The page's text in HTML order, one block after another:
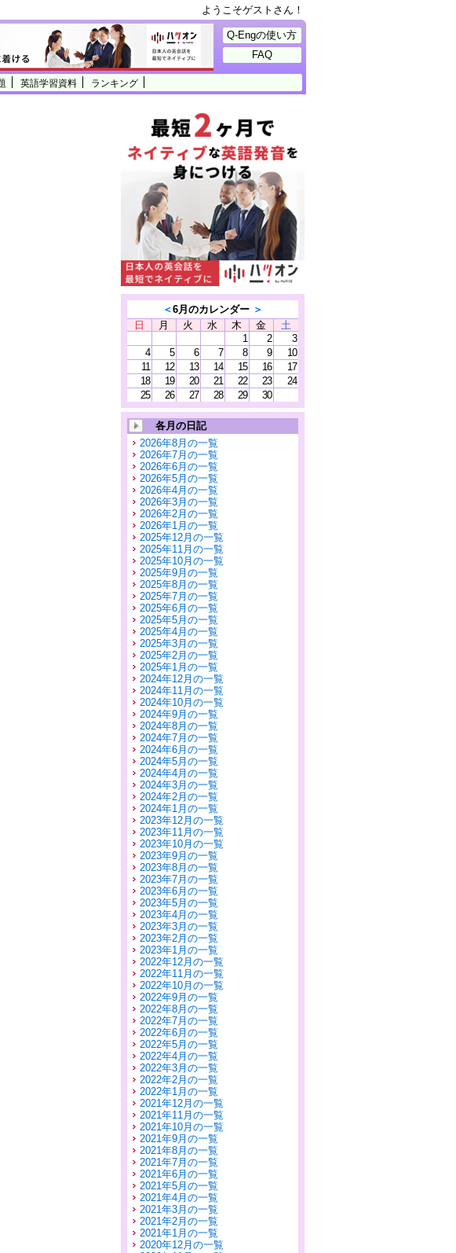
ようこそゲストさん！
英語学習資料 ランキング
Q-Engの使い方
FAQ
＜6月のカレンダー ＞
日
月 火 水 木 金
土
1
2
3
4
5 6 7 8 9
10
11
12 13 14 15 16
17
18
19 20 21 22 23
24
25
26 27 28 29 30
各月の日記
2026年8月の一覧
2026年7月の一覧
2026年6月の一覧
2026年5月の一覧
2026年4月の一覧
2026年3月の一覧
2026年2月の一覧
2026年1月の一覧
2025年12月の一覧
2025年11月の一覧
2025年10月の一覧
2025年9月の一覧
2025年8月の一覧
2025年7月の一覧
2025年6月の一覧
2025年5月の一覧
2025年4月の一覧
2025年3月の一覧
2025年2月の一覧
2025年1月の一覧
2024年12月の一覧
2024年11月の一覧
2024年10月の一覧
2024年9月の一覧
2024年8月の一覧
2024年7月の一覧
2024年6月の一覧
2024年5月の一覧
2024年4月の一覧
2024年3月の一覧
2024年2月の一覧
2024年1月の一覧
2023年12月の一覧
2023年11月の一覧
2023年10月の一覧
2023年9月の一覧
2023年8月の一覧
2023年7月の一覧
2023年6月の一覧
2023年5月の一覧
2023年4月の一覧
2023年3月の一覧
2023年2月の一覧
2023年1月の一覧
2022年12月の一覧
2022年11月の一覧
2022年10月の一覧
2022年9月の一覧
2022年8月の一覧
2022年7月の一覧
2022年6月の一覧
2022年5月の一覧
2022年4月の一覧
2022年3月の一覧
2022年2月の一覧
2022年1月の一覧
2021年12月の一覧
2021年11月の一覧
2021年10月の一覧
2021年9月の一覧
2021年8月の一覧
2021年7月の一覧
2021年6月の一覧
2021年5月の一覧
2021年4月の一覧
2021年3月の一覧
2021年2月の一覧
2021年1月の一覧
2020年12月の一覧